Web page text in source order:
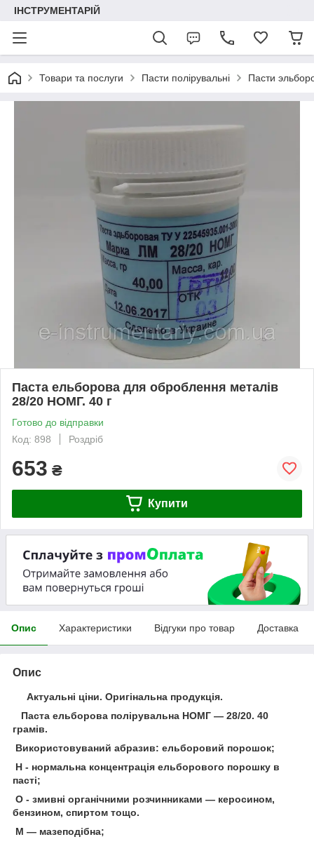
ІНСТРУМЕНТАРІЙ
Товари та послуги Пасти полірувальні Пасти
Паста ельборова для оброблення металів
28/20 НОМГ. 40 г
Готово до відправки
Код: 898
Роздріб
653 ₴
Купити
Опис Характеристики Відгуки про товар Доставка
Опис
Актуальні ціни. Оригінальна продукція.
Паста ельборова полірувальна НОМГ — 28/20. 40
грамів.
Використовуваний абразив: ельборовий порошок;
Н - нормальна концентрація ельборового порошку в
пасті;
О - змивні органічними розчинниками — керосином,
бензином, спиртом тощо.
М — мазеподібна;